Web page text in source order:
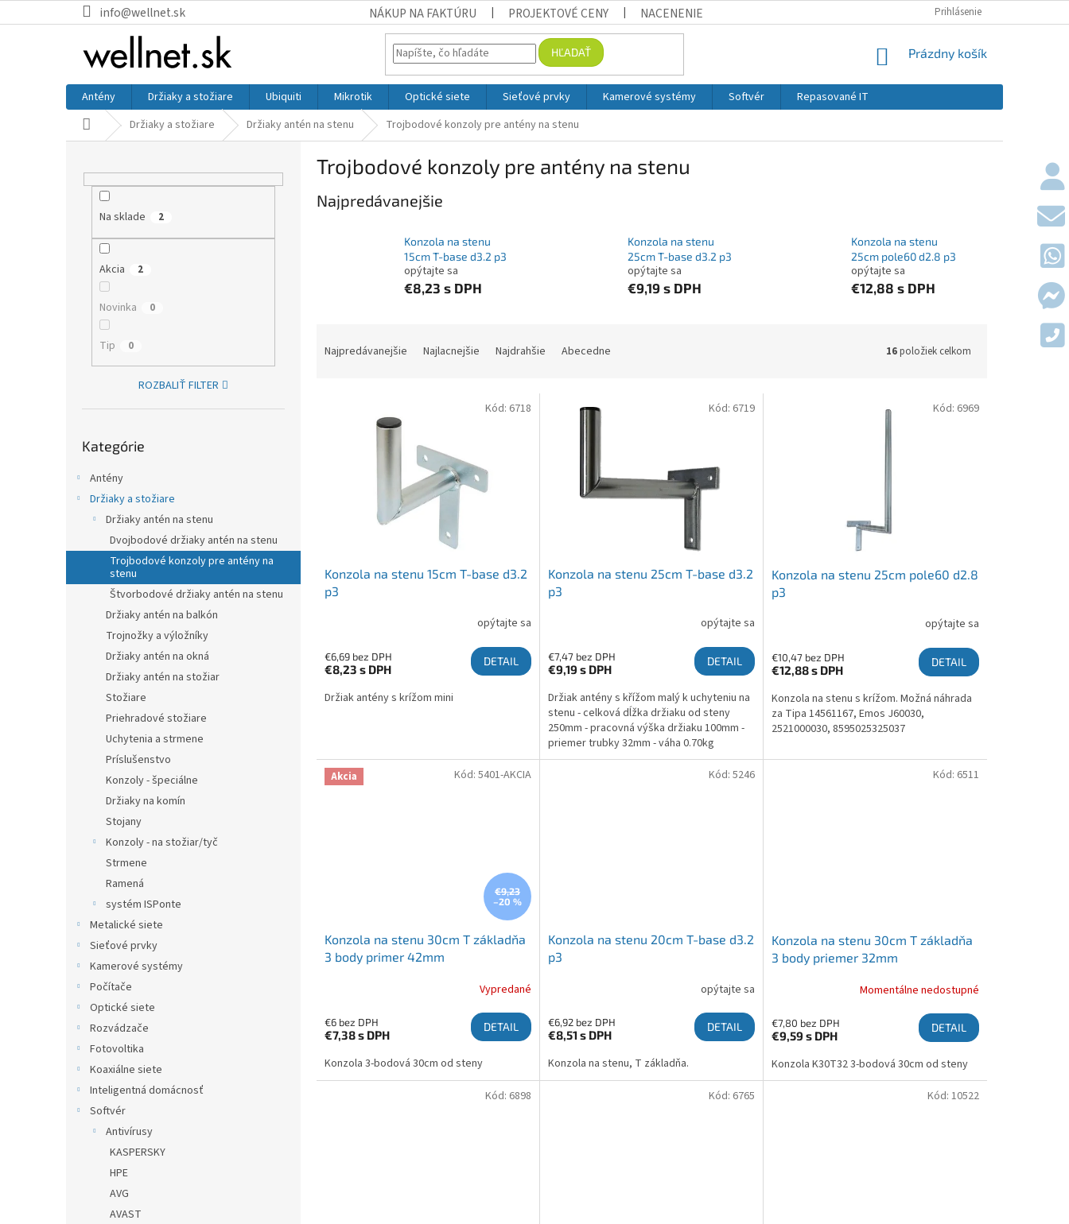
info@wellnet.sk NÁKUP NA FAKTÚRU PROJEKTOVÉ CENY NACENENIE OBCHODNÉ
Prihlásenie
HĽADAŤ NÁKUPNÝ KOŠÍK
Prázdny košík
Antény Držiaky a stožiare Ubiquiti Mikrotik Optické siete Sieťové prvky Kamerové systémy Softvér
Repasované IT
DomovDržiaky a stožiare Držiaky antén na stenu Trojbodové konzoly pre antény na stenu
Na sklade 2
Akcia 2
Novinka 0
Tip 0
ROZBALIŤ FILTER
Kategórie
Antény
Držiaky a stožiare
Držiaky antén na stenu
Dvojbodové držiaky antén na stenu
Trojbodové konzoly pre antény na
stenu
Štvorbodové držiaky antén na stenu
Držiaky antén na balkón
Trojnožky a výložníky
Držiaky antén na okná
Držiaky antén na stožiar
Stožiare
Priehradové stožiare
Uchytenia a strmene
Príslušenstvo
Konzoly - špeciálne
Držiaky na komín
Stojany
Konzoly - na stožiar/tyč
Strmene
Ramená
systém ISPonte
Metalické siete
Sieťové prvky
Kamerové systémy
Počítače
Optické siete
Rozvádzače
Fotovoltika
Koaxiálne siete
Inteligentná domácnosť
Softvér
Antivírusy
KASPERSKY
HPE
AVG
AVAST
Trojbodové konzoly pre antény na stenu
Najpredávanejšie
Konzola na stenu
15cm T-base d3.2 p3
opýtajte sa
€8,23 s DPH
Konzola na stenu
25cm T-base d3.2 p3
opýtajte sa
€9,19 s DPH
Konzola na stenu
25cm pole60 d2.8 p3
opýtajte sa
€12,88 s DPH
Najpredávanejšie Najlacnejšie Najdrahšie Abecedne 16položiek celkom
Konzola na stenu 15cm T-base d3.2
p3
opýtajte sa
€6,69 bez DPH
€8,23 s DPH
DETAIL
Držiak antény s krížom mini
Kód: 6718
Konzola na stenu 25cm T-base d3.2
p3
opýtajte sa
€7,47 bez DPH
€9,19 s DPH
DETAIL
Držiak antény s křížom malý k uchyteniu na
stenu - celková dĺžka držiaku od steny
250mm - pracovná výška držiaku 100mm -
priemer trubky 32mm - váha 0.70kg
Povrchovo upravené galvanickým zinkom.
Kód: 6719
Konzola na stenu 25cm pole60 d2.8
p3
opýtajte sa
€10,47 bez DPH
€12,88s DPH
DETAIL
Konzola na stenu s krížom. Možná náhrada
za Tipa 14561167, Emos J60030,
2521000030, 8595025325037
Kód: 6969
Akcia
€9,23
–20 %
Konzola na stenu 30cm T základňa
3 body primer 42mm
Vypredané
€6 bez DPH
€7,38s DPH
DETAIL
Konzola 3-bodová 30cm od steny
Kód: 5401-AKCIA
Konzola na stenu 20cm T-base d3.2
p3
opýtajte sa
€6,92 bez DPH
€8,51 s DPH
DETAIL
Konzola na stenu, T základňa.
Kód: 5246
Konzola na stenu 30cm T základňa
3 body priemer 32mm
Momentálne nedostupné
€7,80 bez DPH
€9,59 s DPH
DETAIL
Konzola K30T32 3-bodová 30cm od steny
Kód: 6511
Kód: 6898 Kód: 6765 Kód: 10522